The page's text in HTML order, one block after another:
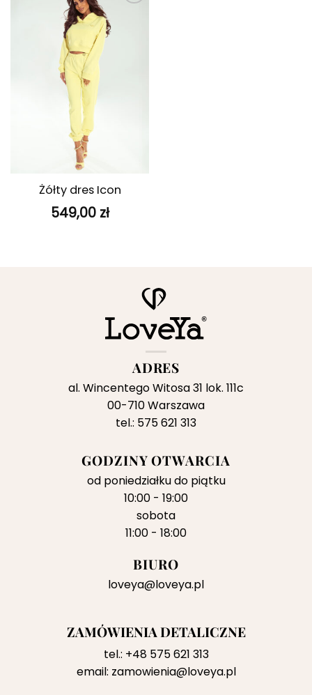
Dodaj do
ulubionych
Żółty dres Icon
549,00 zł
ADRES
al. Wincentego Witosa 31 lok. 111c
00-710 Warszawa
tel.: 575 621 313
GODZINY OTWARCIA
od poniedziałku do piątku
10:00 - 19:00
sobota
11:00 - 18:00
BIURO
loveya@loveya.pl
ZAMÓWIENIA DETALICZNE
tel.: +48 575 621 313
email: zamowienia@loveya.pl